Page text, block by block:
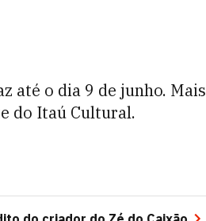
até o dia 9 de junho. Mais
do Itaú Cultural.